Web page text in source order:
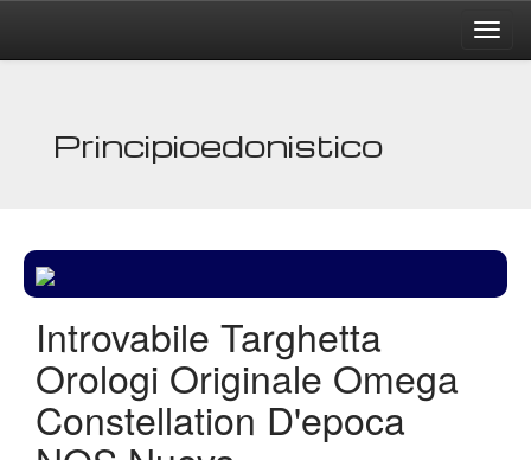
Principioedonistico
Introvabile Targhetta
Orologi Originale Omega
Constellation D'epoca